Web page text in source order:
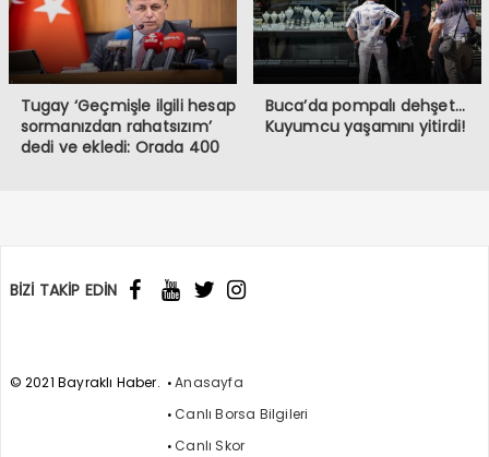
Tugay ‘Geçmişle ilgili hesap
sormanızdan rahatsızım’
dedi ve ekledi: Orada 400
Buca’da pompalı dehşet…
Kuyumcu yaşamını yitirdi!
BİZİ TAKİP EDİN
© 2021 Bayraklı Haber.
Anasayfa
Canlı Borsa Bilgileri
Canlı Skor